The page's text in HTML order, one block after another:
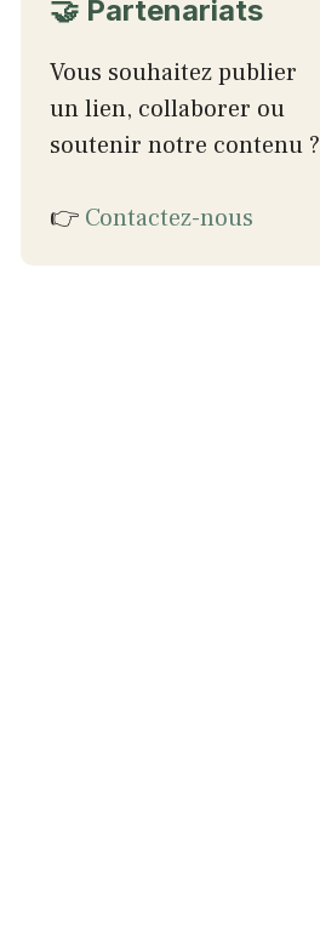
🤝 Partenariats
Vous souhaitez publier
un lien, collaborer ou
soutenir notre contenu ?
👉 Contactez-nous